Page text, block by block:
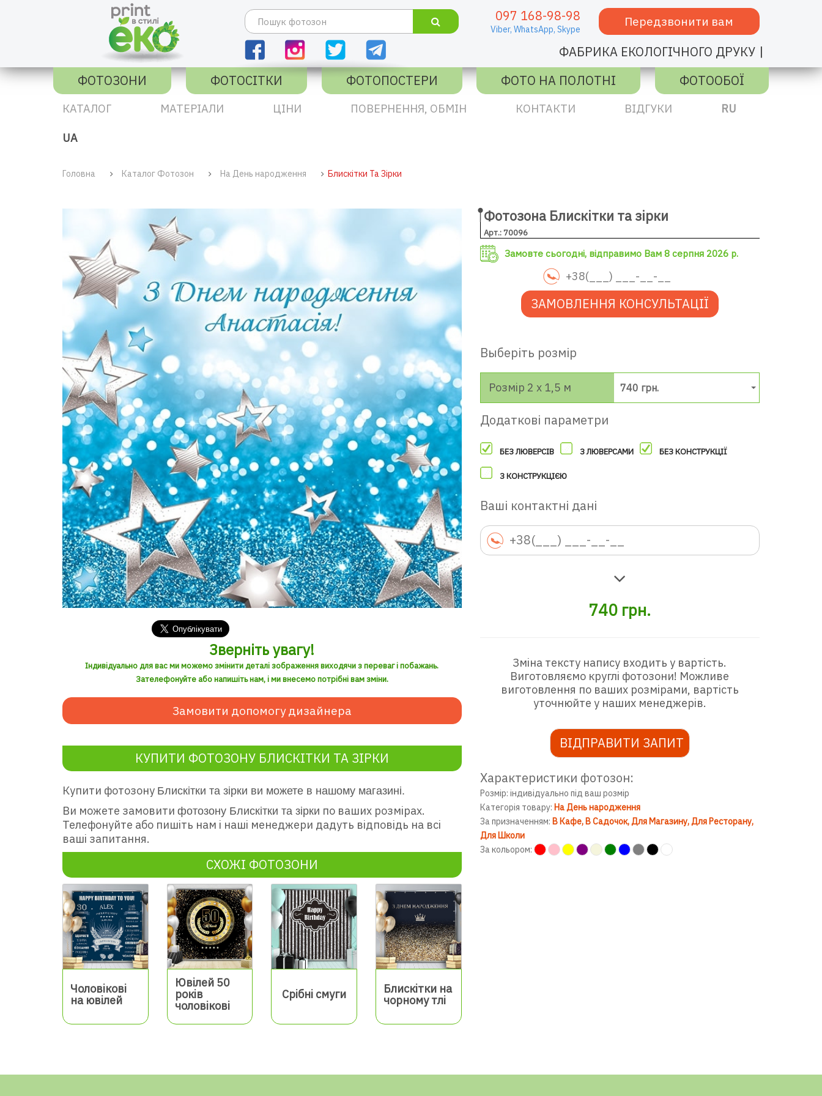
097 168-98-98
Viber, WhatsApp, Skype
Передзвонити вам
ФАБРИКА ЕКОЛОГІЧНОГО ДРУКУ |
ФОТОЗОНИ
ФОТОСІТКИ ФОТОПОСТЕРИ ФОТО НА ПОЛОТНІ ФОТООБОЇ
КАТАЛОГ МАТЕРІАЛИ ЦІНИ ПОВЕРНЕННЯ, ОБМІН КОНТАКТИ ВІДГУКИ RU
UA
Головна Каталог Фотозон На День народження Блискітки Та Зірки
Зверніть увагу!
Індивідуально для вас ми можемо змінити деталі зображення виходячи з переваг і побажань.
Зателефонуйте або напишіть нам, і ми внесемо потрібні вам зміни.
Замовити допомогу дизайнера
КУПИТИ ФОТОЗОНУ БЛИСКІТКИ ТА ЗІРКИ
Купити фотозону Блискітки та зірки ви можете в нашому магазині.
Ви можете замовити фотозону Блискітки та зірки по ваших розмірах.
Телефонуйте або пишіть нам і наші менеджери дадуть відповідь на всі
ваші запитання.
СХОЖІ ФОТОЗОНИ
Чоловікові
на ювілей
Ювілей 50
років
чоловікові
Срібні смуги
Блискітки на
чорному тлі
Фотозона Блискітки та зірки
Арт.: 70096
Замовте сьогодні, відправимо Вам 8 серпня 2026 р.
ЗАМОВЛЕННЯ КОНСУЛЬТАЦІЇ
Выберіть розмір
Розмір 2 х 1,5 м 740 грн.
Додаткові параметри
БЕЗ ЛЮВЕРСІВ З ЛЮВЕРСАМИ БЕЗ КОНСТРУКЦІЇ
З КОНСТРУКЦІЄЮ
Ваші контактні дані
740 грн.
Зміна тексту напису входить у вартість.
Виготовляємо круглі фотозони! Можливе
виготовлення по ваших розмірами, вартість
уточнюйте у наших менеджерів.
ВІДПРАВИТИ ЗАПИТ
Характеристики фотозон:
Розмір: індивідуально під ваш розмір
Категорія товару: На День народження
За призначенням: В Кафе В Садочок Для Магазину Для Ресторану
Для Школи
За кольором: